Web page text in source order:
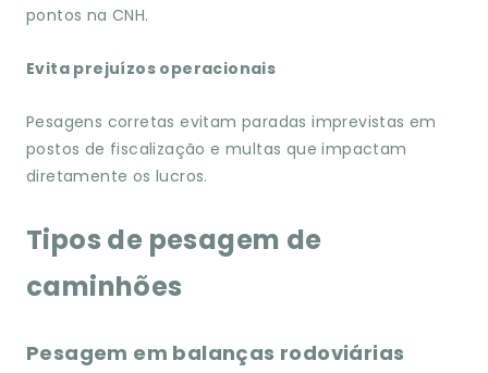
pontos na CNH.
Evita prejuízos operacionais
Pesagens corretas evitam paradas imprevistas em
postos de fiscalização e multas que impactam
diretamente os lucros.
Tipos de pesagem de
caminhões
Pesagem em balanças rodoviárias